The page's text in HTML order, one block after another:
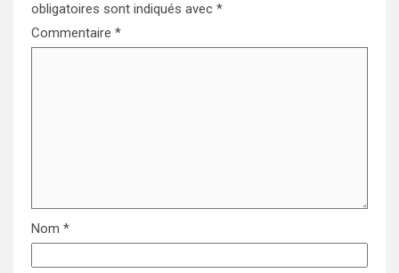
obligatoires sont indiqués avec *
Commentaire *
Nom *